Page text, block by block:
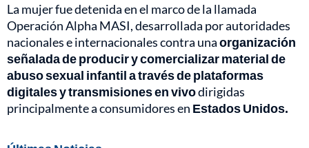
La mujer fue detenida en el marco de la llamada
Operación Alpha MASI, desarrollada por autoridades
nacionales e internacionales contra unaorganización
señalada de producir y comercializar material de
abuso sexual infantil a través de plataformas
digitales y transmisiones en vivodirigidas
principalmente a consumidores en Estados Unidos.